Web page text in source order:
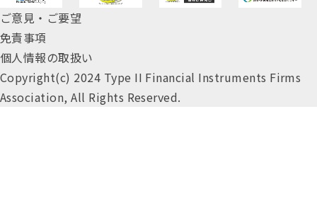
ご意見・ご要望
免責事項
個人情報の取扱い
Copyright(c) 2024 Type II Financial Instruments Firms
Association, All Rights Reserved.